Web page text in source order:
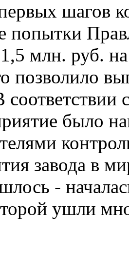
шагов
попытки
1,5 млн. руб.
позволило
было
завода в
-
ушли